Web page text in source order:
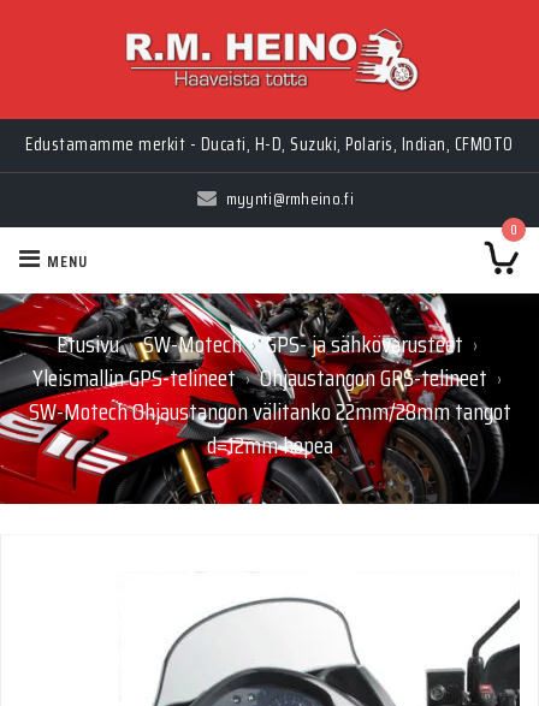
Edustamamme merkit - Ducati, H-D, Suzuki, Polaris, Indian, CFMOTO
myynti@rmheino.fi
0
MENU
Etusivu › SW-Motech › GPS- ja sähkövarusteet ›
Yleismallin GPS-telineet › Ohjaustangon GPS-telineet ›
SW-Motech Ohjaustangon välitanko 22mm/28mm tangot
d=12mm hopea